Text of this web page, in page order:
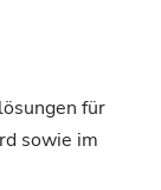
für
sowie im